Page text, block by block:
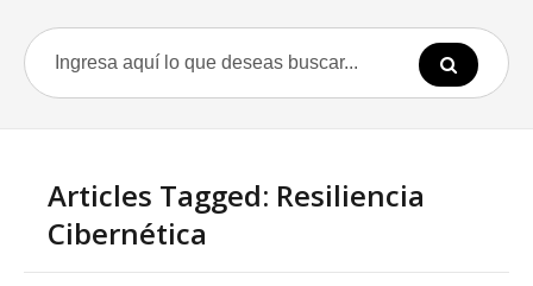
Articles Tagged: Resiliencia
Cibernética